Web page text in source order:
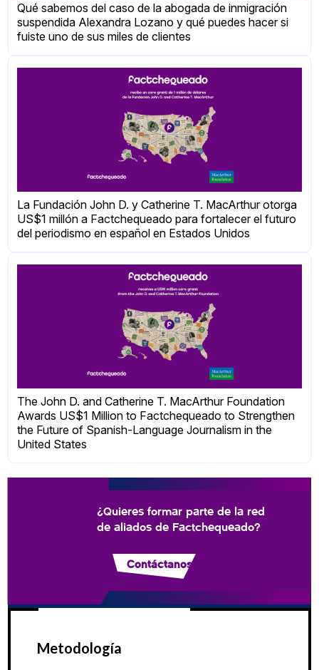
Qué sabemos del caso de la abogada de inmigración
suspendida Alexandra Lozano y qué puedes hacer si
fuiste uno de sus miles de clientes
La Fundación John D. y Catherine T. MacArthur otorga
US$1 millón a Factchequeado para fortalecer el futuro
del periodismo en español en Estados Unidos
The John D. and Catherine T. MacArthur Foundation
Awards US$1 Million to Factchequeado to Strengthen
the Future of Spanish-Language Journalism in the
United States
¿Quieres formar parte de la red
de aliados de Factchequeado?
Contáctanos
Metodología